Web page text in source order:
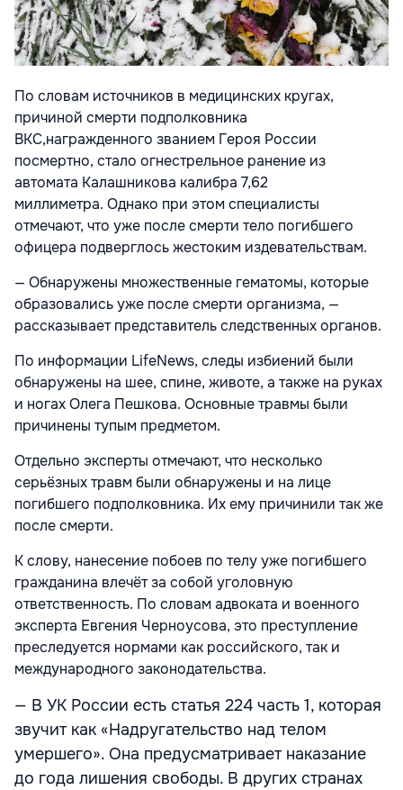
По словам источников в медицинских кругах,
причиной смерти подполковника
ВКС,награжденного званием Героя России
посмертно, стало огнестрельное ранение из
автомата Калашникова калибра 7,62
миллиметра. Однако при этом специалисты
отмечают, что уже после смерти тело погибшего
офицера подверглось жестоким издевательствам.
— Обнаружены множественные гематомы, которые
образовались уже после смерти организма, —
рассказывает представитель следственных органов.
По информации LifeNews, следы избиений были
обнаружены на шее, спине, животе, а также на руках
и ногах Олега Пешкова. Основные травмы были
причинены тупым предметом.
Отдельно эксперты отмечают, что несколько
серьёзных травм были обнаружены и на лице
погибшего подполковника. Их ему причинили так же
после смерти.
К слову, нанесение побоев по телу уже погибшего
гражданина влечёт за собой уголовную
ответственность. По словам адвоката и военного
эксперта Евгения Черноусова, это преступление
преследуется нормами как российского, так и
международного законодательства.
— В УК России есть статья 224 часть 1, которая
звучит как «Надругательство над телом
умершего». Она предусматривает наказание
до года лишения свободы. В других странах